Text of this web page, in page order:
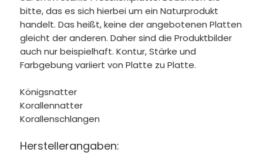
bitte, das es sich hierbei um ein Naturprodukt
handelt. Das heißt, keine der angebotenen Platten
gleicht der anderen. Daher sind die Produktbilder
auch nur beispielhaft. Kontur, Stärke und
Farbgebung variiert von Platte zu Platte.
Königsnatter
Korallennatter
Korallenschlangen
Herstellerangaben: